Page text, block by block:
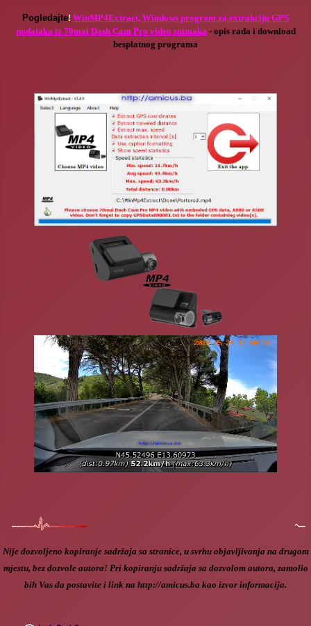
Pogledajte! WinMP4Extract, Windows program za extrakciju GPS
podataka iz 70mai Dash Cam Pro video snimaka - opis rada i download
besplatnog programa
Nije dozvoljeno kopiranje sadržaja sa stranice, u svrhu objavljivanja na drugom
mjestu, bez dozvole autora! Pri kopiranju sadržaja sa dozvolom autora, zamolio
bih Vas da postavite i link na http://amicus.ba kao izvor informacija.